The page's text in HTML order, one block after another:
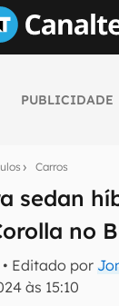
PUBLICIDADE
Carros
sedan
no
• Editado por
às 15:10
sobre